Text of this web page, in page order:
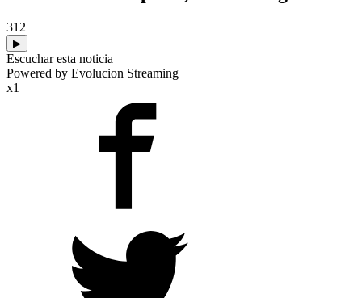
312
▶
Escuchar esta noticia
Powered by Evolucion Streaming
x1